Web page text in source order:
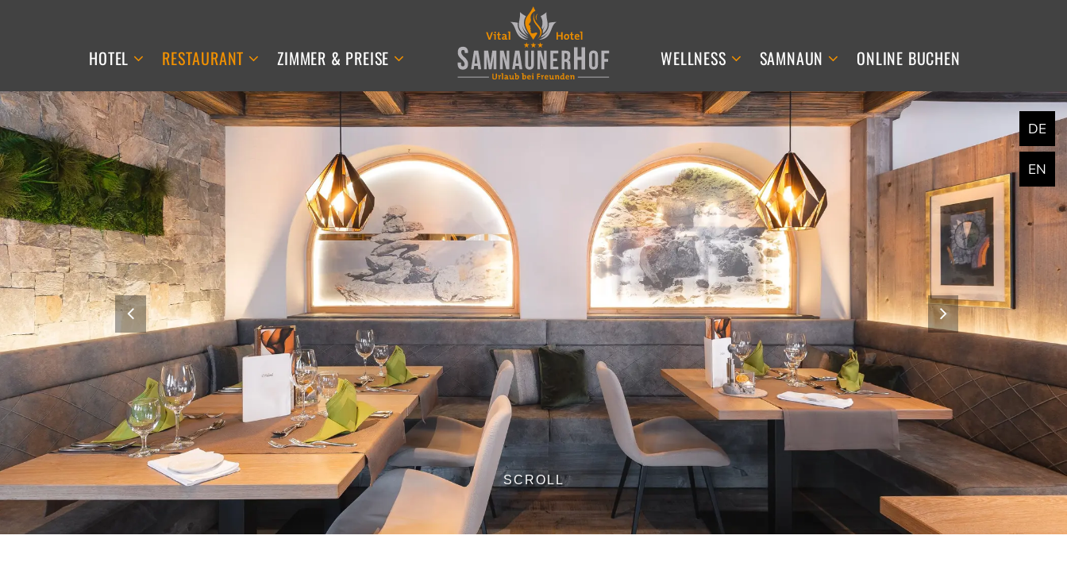
HOTEL RESTAURANT ZIMMER & PREISE WELLNESS SAMNAUN ONLINE BUCHEN
DE
EN
SCROLL